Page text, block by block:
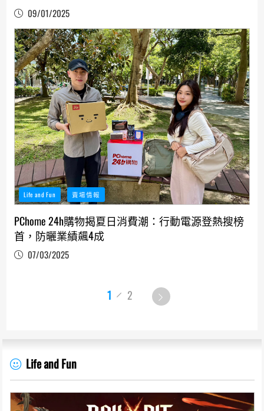
09/01/2025
Life and Fun 賣場情報
PChome 24h購物揭夏日消費潮：行動電源登熱搜榜
首，防曬業績飆4成
07/03/2025
1 2
Life and Fun